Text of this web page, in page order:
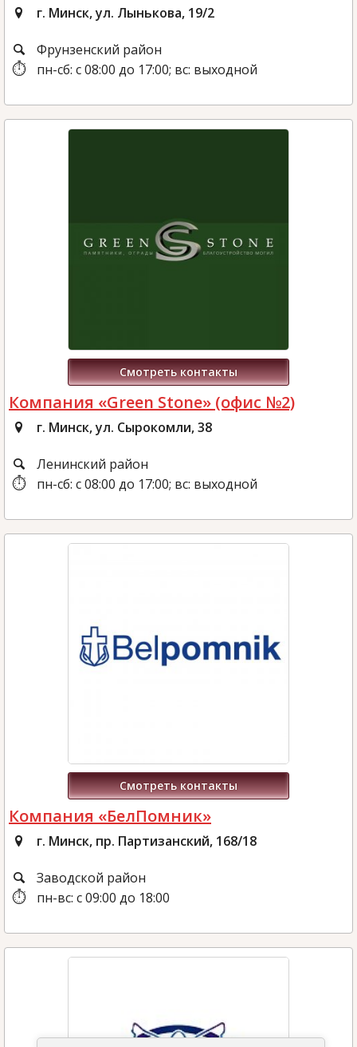
г. Минск, ул. Лынькова, 19/2
Фрунзенский район
пн-сб: с 08:00 до 17:00; вс: выходной
Смотреть контакты
Компания «Green Stone» (офис №2)
г. Минск, ул. Сырокомли, 38
Ленинский район
пн-сб: с 08:00 до 17:00; вс: выходной
Смотреть контакты
Компания «БелПомник»
г. Минск, пр. Партизанский, 168/18
Заводской район
пн-вс: с 09:00 до 18:00